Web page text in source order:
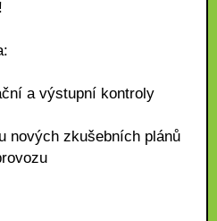
a výstupní kontroly
nových zkušebních plánů